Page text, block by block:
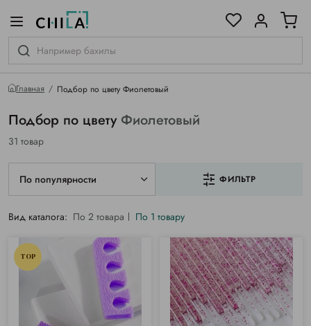
Главная Подбор по цвету Фиолетовый
Подбор по цвету Фиолетовый
31 товар
По популярности ФИЛЬТР
Вид каталога: По 2 товара По 1 товару
TOP
гамме